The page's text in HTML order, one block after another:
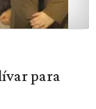
para